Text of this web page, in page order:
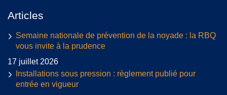
Articles
Semaine nationale de prévention de la noyade : la RBQ
vous invite à la prudence
17 juillet 2026
Installations sous pression : règlement publié pour
entrée en vigueur